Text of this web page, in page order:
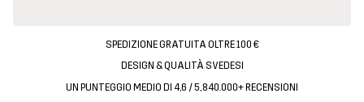
SPEDIZIONE GRATUITA OLTRE 100 €
DESIGN & QUALITÀ SVEDESI
UN PUNTEGGIO MEDIO DI 4,6 / 5, 840.000+ RECENSIONI